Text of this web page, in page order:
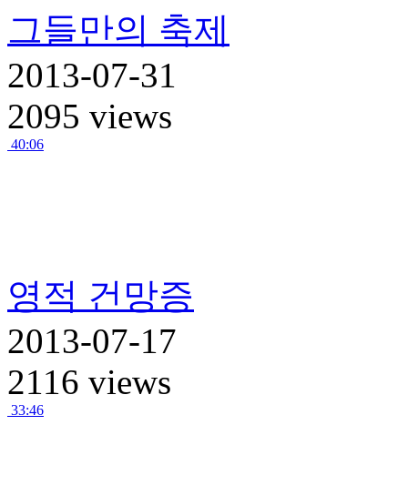
그들만의 축제
2013-07-31
2095 views
40:06
영적 건망증
2013-07-17
2116 views
33:46